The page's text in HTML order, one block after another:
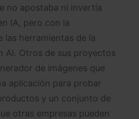
no apostaba ni invertía
IA, pero con la
las herramientas de la
AI. Otros de sus proyectos
de imágenes que
aplicación para probar
y un conjunto de
otras empresas pueden